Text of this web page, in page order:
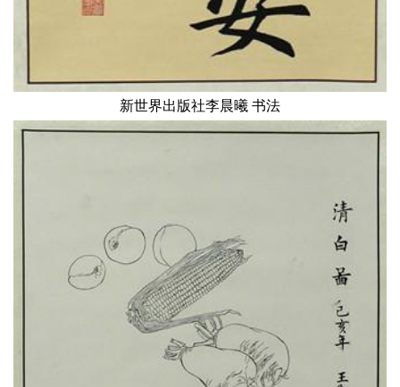
新世界出版社李晨曦 书法